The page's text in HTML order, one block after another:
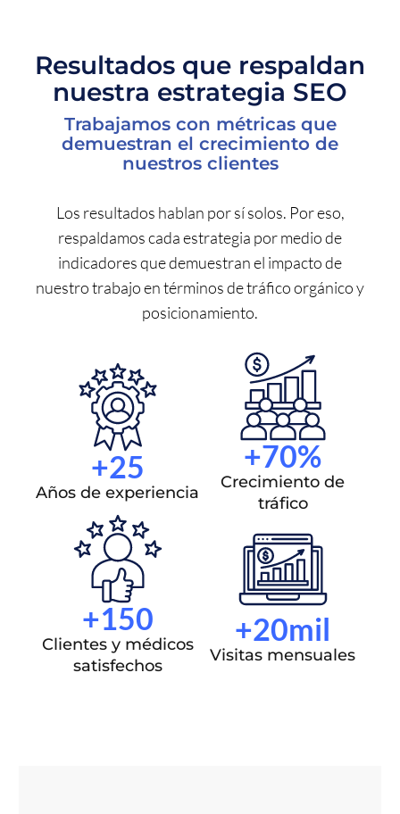
Resultados que respaldan
nuestra estrategia SEO
Trabajamos con métricas que
demuestran el crecimiento de
nuestros clientes
Los resultados hablan por sí solos. Por eso,
respaldamos cada estrategia por medio de
indicadores que demuestran el impacto de
nuestro trabajo en términos de tráfico orgánico y
posicionamiento.
+25
Años de experiencia
+70%
Crecimiento de
tráfico
+150
Clientes y médicos
satisfechos
+20mil
Visitas mensuales